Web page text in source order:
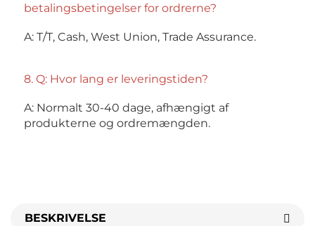
betalingsbetingelser for ordrerne?
A: T/T, Cash, West Union, Trade Assurance.
8. Q: Hvor lang er leveringstiden?
A: Normalt 30-40 dage, afhængigt af
produkterne og ordremængden.
BESKRIVELSE